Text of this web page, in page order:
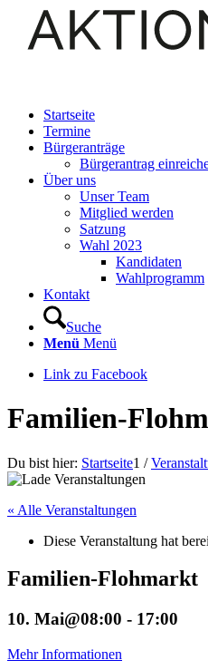
Startseite
Termine
Bürgeranträge
Bürgerantrag
Über uns
Unser Team
Mitglied werden
Satzung
Wahl 2023
Kandidaten
Wahlprogramm
Kontakt
Suche
Menü Menü
Link zu Facebook
Familien-
Du bist hier: Startseite1 /
« Alle Veranstaltungen
Diese Veranstaltung hat
Familien-Flohmarkt
10. Mai@08:00 - 17:00
Mehr Informationen